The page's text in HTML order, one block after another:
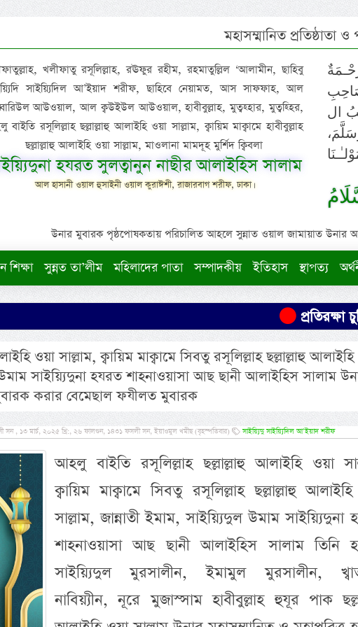
মহাসম্মানিত প্রতিষ্ঠাতা
খলীফাতু রসূলিল্লাহ, রঊফুর রহীম, রহমাতুল্লিল ‘আলামীন, ছাহিবু
সাইয়্যিদিল আ’ইয়াদ শরীফ, ছাহিবে নেয়ামত, আস সাফফাহ, আল
আউওয়াল, আল ক্বউইউল আউওয়াল, হাবীবুল্লাহ, মুত্বহ্হার, মুত্বহ্হির,
রসূলিল্লাহ ছল্লাল্লাহু আলাইহি ওয়া সাল্লাম, ক্বায়িম মাক্বামে হাবীবুল্লাহ
ছল্লাল্লাহু আলাইহি ওয়া সাল্লাম, মাওলানা মামদূহ মুর্শিদ ক্বিবলা
হযরত সুলত্বানুন নাছীর আলাইহিস সালাম
আল হাসানী ওয়াল হুসাইনী ওয়াল কুরাঈশী, রাজারবাগ শরীফ, ঢাকা।
ال
উনার মুবারক পৃষ্ঠপোষকতায় পরিচালিত আহলে সুন্নাত ওয়াল জামায়াত উনার
শিক্ষা সুন্নত তা’লীম মহিলাদের পাতা সম্পাদকীয় ইতিহাস স্থাপত্য
প্রতিরক্ষা চুক্তিতে
ওয়া সাল্লাম, ক্বায়িম মাক্বামে সিবতু রসূলিল্লাহ ছল্লাল্লাহু
উমাম সাইয়্যিদুনা হযরত শাহনাওয়াসা আছ ছানী আলাইহিস সালাম
করার বেমেছাল ফযীলত মুবারক
সন , ১৩ মার্চ, ২০২৫ খ্রি:, ২৬ ফালগুন, ১৪৩১ ফসলী সন, ইয়াওমুল খমীছ (বৃহস্পতিবার) সাইয়্যিদু সাইয়্যিদিল আ’ইয়াদ শরীফ
আহলু বাইতি রসূলিল্লাহ ছল্লাল্লাহু আলাইহি ওয়া
ক্বায়িম মাক্বামে সিবতু রসূলিল্লাহ ছল্লাল্লাহু
সাল্লাম, জান্নাতী ইমাম, সাইয়্যিদুল উমাম সাইয়্যিদুনা
শাহনাওয়াসা আছ ছানী আলাইহিস সালাম তিনি
সাইয়্যিদুল মুরসালীন, ইমামুল মুরসালীন,
নাবিয়্যীন, নূরে মুজাস্সাম হাবীবুল্লাহ হুযূর পাক